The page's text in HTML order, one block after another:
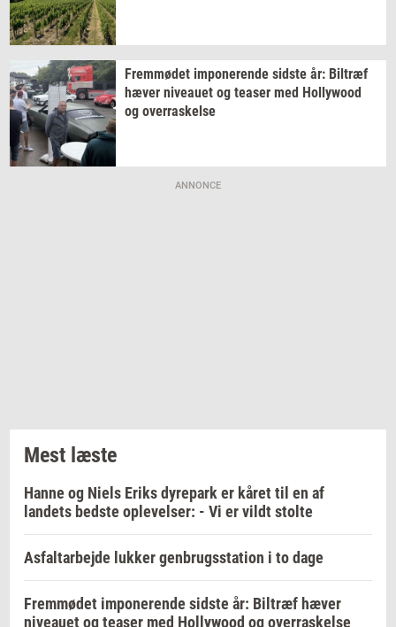
Frem­mø­det im­po­ne­ren­de sid­ste år: Bil­træf
hæver ni­veau­et og tea­ser med Hol­lywood
og over­ra­skel­se
ANNONCE
Mest læste
Hanne og Niels Eriks dyrepark er kåret til en af
landets bedste oplevelser: - Vi er vildt stolte
Asfaltarbejde lukker genbrugsstation i to dage
Fremmødet imponerende sidste år: Biltræf hæver
niveauet og teaser med Hollywood og overraskelse